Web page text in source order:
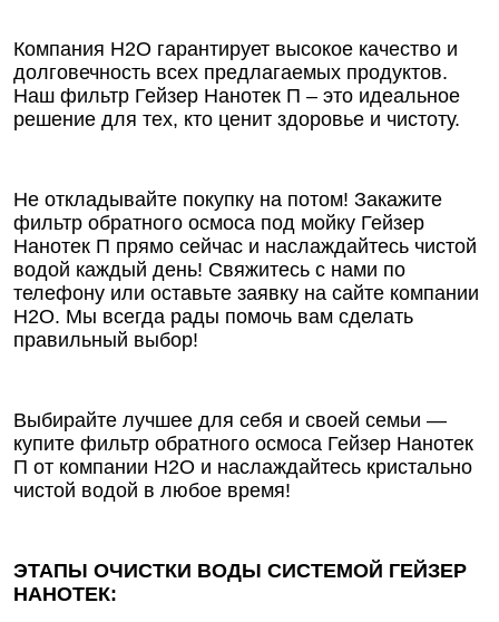
Компания Н2О гарантирует высокое качество и
долговечность всех предлагаемых продуктов.
Наш фильтр Гейзер Нанотек П – это идеальное
решение для тех, кто ценит здоровье и чистоту.
Не откладывайте покупку на потом! Закажите
фильтр обратного осмоса под мойку Гейзер
Нанотек П прямо сейчас и наслаждайтесь чистой
водой каждый день! Свяжитесь с нами по
телефону или оставьте заявку на сайте компании
Н2О. Мы всегда рады помочь вам сделать
правильный выбор!
Выбирайте лучшее для себя и своей семьи —
купите фильтр обратного осмоса Гейзер Нанотек
П от компании Н2О и наслаждайтесь кристально
чистой водой в любое время!
ЭТАПЫ ОЧИСТКИ ВОДЫ СИСТЕМОЙ ГЕЙЗЕР
НАНОТЕК: